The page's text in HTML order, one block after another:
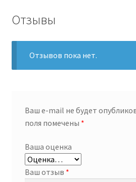
Отзывы
Отзывов пока нет.
Ваш e-mail не будет
поля помечены *
Ваша оценка
Ваш отзыв *